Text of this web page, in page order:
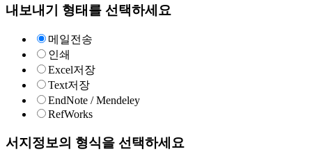
내보내기 형태를 선택하세요
메일전송
인쇄
Excel저장
Text저장
EndNote / Mendeley
RefWorks
서지정보의 형식을 선택하세요